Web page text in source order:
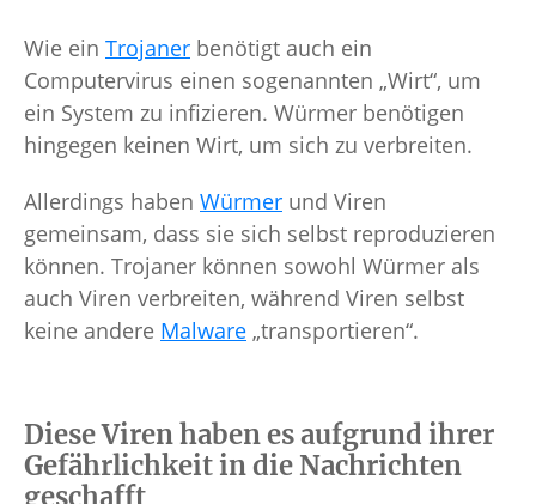
Wie ein Trojaner benötigt auch ein
Computervirus einen sogenannten „Wirt“, um
ein System zu infizieren. Würmer benötigen
hingegen keinen Wirt, um sich zu verbreiten.
Allerdings haben Würmer und Viren
gemeinsam, dass sie sich selbst reproduzieren
können. Trojaner können sowohl Würmer als
auch Viren verbreiten, während Viren selbst
keine andere Malware „transportieren“.
Diese Viren haben es aufgrund ihrer
Gefährlichkeit in die Nachrichten
geschafft